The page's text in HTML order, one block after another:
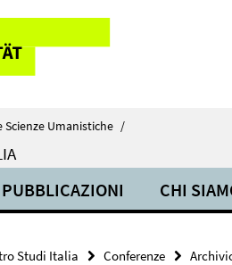
Umanistiche /
PUBBLICAZIONI CHI
Studi Italia Conferenze